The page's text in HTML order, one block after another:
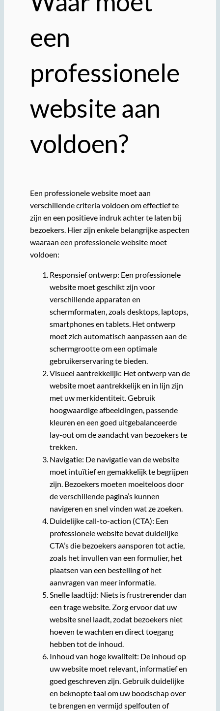
een
professionele
website aan
voldoen?
Een professionele website moet aan
verschillende criteria voldoen om effectief te
zijn en een positieve indruk achter te laten bij
bezoekers. Hier zijn enkele belangrijke aspecten
waaraan een professionele website moet
voldoen:
Responsief ontwerp: Een professionele
website moet geschikt zijn voor
verschillende apparaten en
schermformaten, zoals desktops, laptops,
smartphones en tablets. Het ontwerp
moet zich automatisch aanpassen aan de
schermgrootte om een optimale
gebruikerservaring te bieden.
Visueel aantrekkelijk: Het ontwerp van de
website moet aantrekkelijk en in lijn zijn
met uw merkidentiteit. Gebruik
hoogwaardige afbeeldingen, passende
kleuren en een goed uitgebalanceerde
lay-out om de aandacht van bezoekers te
trekken.
Navigatie: De navigatie van de website
moet intuïtief en gemakkelijk te begrijpen
zijn. Bezoekers moeten moeiteloos door
de verschillende pagina’s kunnen
navigeren en snel vinden wat ze zoeken.
Duidelijke call-to-action (CTA): Een
professionele website bevat duidelijke
CTA’s die bezoekers aansporen tot actie,
zoals het invullen van een formulier, het
plaatsen van een bestelling of het
aanvragen van meer informatie.
Snelle laadtijd: Niets is frustrerender dan
een trage website. Zorg ervoor dat uw
website snel laadt, zodat bezoekers niet
hoeven te wachten en direct toegang
hebben tot de inhoud.
Inhoud van hoge kwaliteit: De inhoud op
uw website moet relevant, informatief en
goed geschreven zijn. Gebruik duidelijke
en beknopte taal om uw boodschap over
te brengen en vermijd spelfouten of